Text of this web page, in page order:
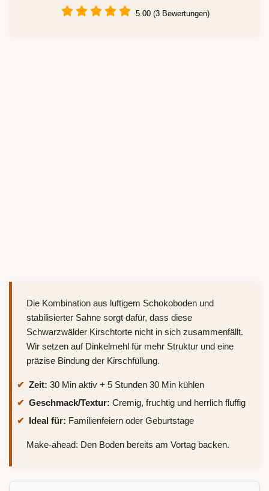
5.00 (3 Bewertungen)
Die Kombination aus luftigem Schokoboden und
stabilisierter Sahne sorgt dafür, dass diese
Schwarzwälder Kirschtorte nicht in sich zusammenfällt.
Wir setzen auf Dinkelmehl für mehr Struktur und eine
präzise Bindung der Kirschfüllung.
Zeit: 30 Min aktiv + 5 Stunden 30 Min kühlen
Geschmack/Textur: Cremig, fruchtig und herrlich fluffig
Ideal für: Familienfeiern oder Geburtstage
Make-ahead: Den Boden bereits am Vortag backen.